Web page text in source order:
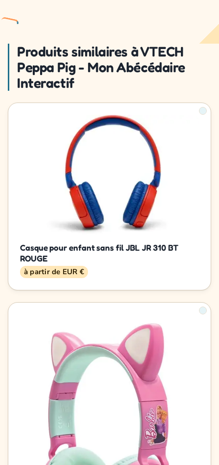
Produits similaires à VTECH
Peppa Pig - Mon Abécédaire
Interactif
Casque pour enfant sans fil JBL JR 310 BT
ROUGE
à partir de EUR €